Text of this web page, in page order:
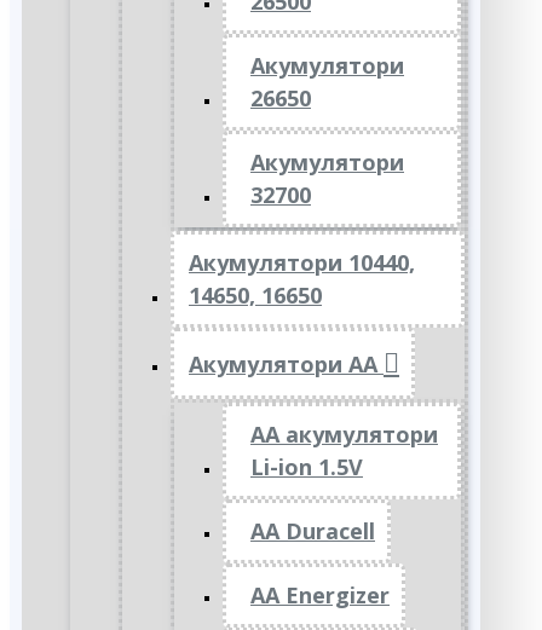
Акумулятори
26650
Акумулятори
32700
Акумулятори 10440,
14650, 16650
Акумулятори АА
AA акумулятори
Li-ion 1.5V
AA Duracell
AA Energizer